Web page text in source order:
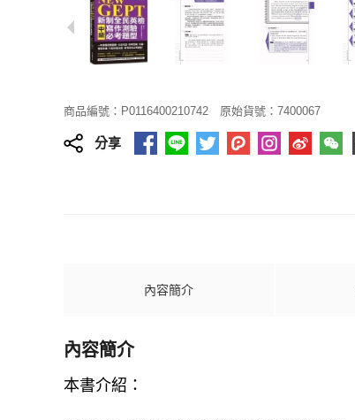
商品編號：P0116400210742 原始貨號：7400067
分享
內容簡介
內容簡介
本書介紹：